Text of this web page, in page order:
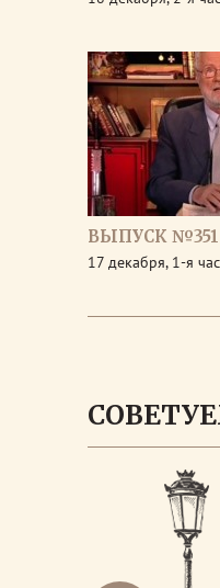
ВЫПУСК №351
17 декабря, 1-я